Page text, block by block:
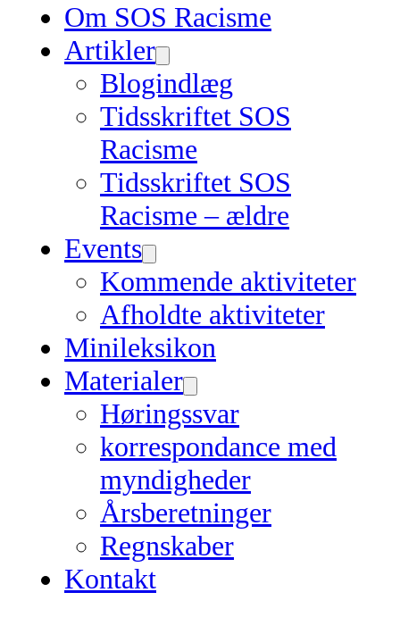
Om SOS Racisme
Artikler
Blogindlæg
Tidsskriftet SOS
Racisme
Tidsskriftet SOS
Racisme – ældre
Events
Kommende aktiviteter
Afholdte aktiviteter
Minileksikon
Materialer
Høringssvar
korrespondance med
myndigheder
Årsberetninger
Regnskaber
Kontakt